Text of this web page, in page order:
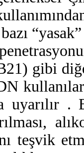
gibi
uyarılır .
teşvik